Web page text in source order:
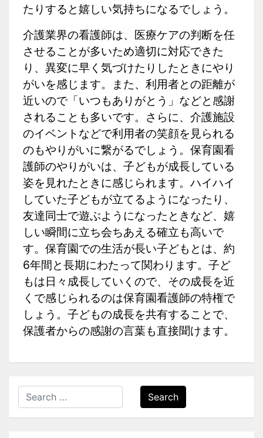
たりすると嬉しい気持ちになるでしょう。
介護業界の看護師は、医療ケアの判断を任
させることが多いため適切に対応できた
り、異変に早く気づけたりしたときにやり
がいを感じます。また、利用者との距離が
近いので「いつもありがとう」などと感謝
されることも多いです。さらに、介護施設
のイベントなどで利用者の笑顔を見られる
のもやりがいに繋がるでしょう。保育園看
護師のやりがいは、子どもが成長している
姿を見れたときに感じられます。ハイハイ
していた子どもが立てるようになったり、
友達同士で遊ぶようになったときなど、嬉
しい瞬間に立ち会ちあえる確立も高いで
す。保育園での生活が長い子どもとは、約
6年間と長期にわたって関わります。子ど
もは日々成長していくので、その成長を近
くで感じられるのは保育園看護師の特権で
しょう。子どもの成長を共有することで、
保護者からの感謝の言葉も直接聞けます。
Search